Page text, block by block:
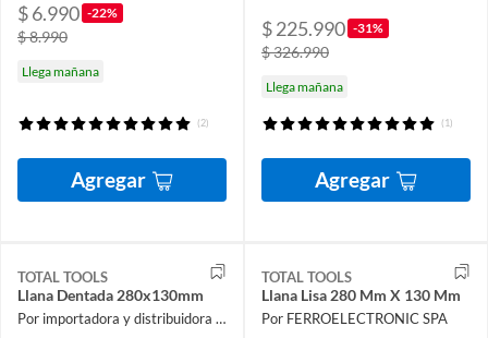
$ 6.990 -22%
$ 8.990
Llega mañana
(2)
Agregar
$ 225.990 -31%
$ 326.990
Llega mañana
(1)
Agregar
TOTAL TOOLS
Llana Dentada 280x130mm
Por importadora y distribuidora ferroelectronic spa
TOTAL TOOLS
Llana Lisa 280 Mm X 130 Mm
Por FERROELECTRONIC SPA